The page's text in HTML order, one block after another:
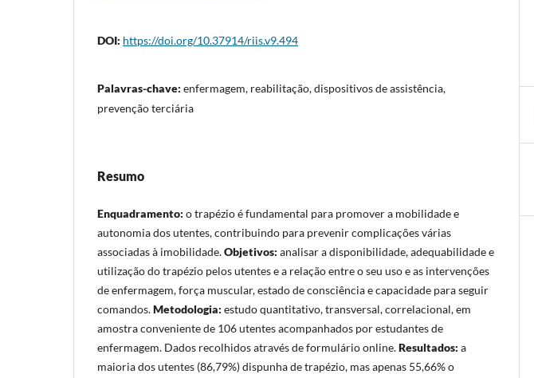
DOI: https://doi.org/10.37914/riis.v9.494
Palavras-chave: enfermagem, reabilitação, dispositivos de assistência,
prevenção terciária
Resumo
Enquadramento: o trapézio é fundamental para promover a mobilidade e
autonomia dos utentes, contribuindo para prevenir complicações várias
associadas à imobilidade.Objetivos: analisar a disponibilidade, adequabilidade e
utilização do trapézio pelos utentes e a relação entre o seu uso e as intervenções
de enfermagem, força muscular, estado de consciência e capacidade para seguir
comandos.Metodologia: estudo quantitativo, transversal, correlacional, em
amostra conveniente de 106 utentes acompanhados por estudantes de
enfermagem. Dados recolhidos através de formulário online.Resultados: a
maioria dos utentes (86,79%) dispunha de trapézio, mas apenas 55,66% o